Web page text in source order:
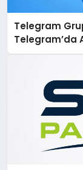
Telegram
Telegram’da
Ulaşın